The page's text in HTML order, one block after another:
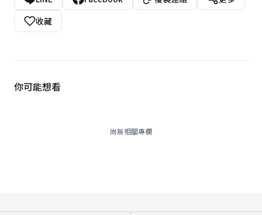
收藏
你可能想看
尚無相關專欄